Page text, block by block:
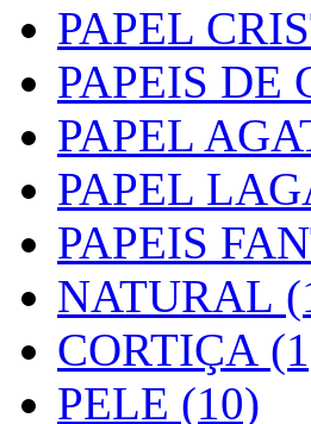
PAPEL
PAPEIS DE
PAPEL
PAPEL
PAPEIS
NATURAL
CORTIÇA
PELE (10)